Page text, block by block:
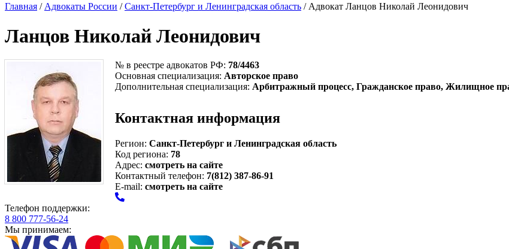
Главная / Адвокаты России /Санкт-Петербург и Ленинградская область / Адвокат Ланцов Николай Леонидович
Ланцов Николай Леонидович
№ в реестре адвокатов РФ: 78/4463
Основная специализация: Авторское право
Дополнительная специализация: Арбитражный процесс, Гражданское право, Жилищное
Контактная информация
Регион: Санкт-Петербург и Ленинградская область
Код региона: 78
Адрес: смотреть на сайте
Контактный телефон: 7(812) 387-86-91
E-mail: смотреть на сайте
Телефон поддержки:
8 800 777-56-24
Мы принимаем: